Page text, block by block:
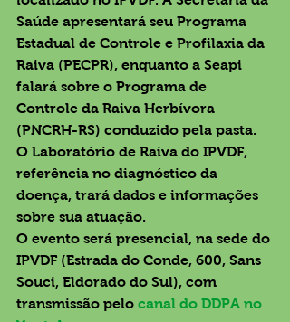
Saúde apresentará seu Programa
Estadual de Controle e Profilaxia da
Raiva (PECPR), enquanto a Seapi
falará sobre o Programa de
Controle da Raiva Herbívora
(PNCRH-RS) conduzido pela pasta.
O Laboratório de Raiva do IPVDF,
referência no diagnóstico da
doença, trará dados e informações
sobre sua atuação.
O evento será presencial, na sede do
IPVDF (Estrada do Conde, 600, Sans
Souci, Eldorado do Sul), com
transmissão pelo canal do DDPA no